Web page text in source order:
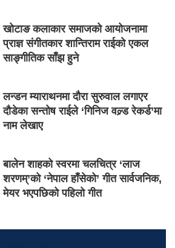
खोटाङ कलाकार समाजको आयोजनामा
प्राज्ञ संगीतकार शान्तिराम राईको एकल
साङ्गीतिक साँझ हुने
लन्डन म्याराथनमा दौरा सुरुवाल लगाएर
दौडेका सन्तोष राईले ‘गिनिज वल्र्ड रेकर्ड’मा
नाम लेखाए
बालेन शाहको स्वरमा चलचित्र ‘लाज
शरणम्’को ‘नेपाल हाँसेको’ गीत सार्वजनिक,
मेयर भएपछिको पहिलो गीत